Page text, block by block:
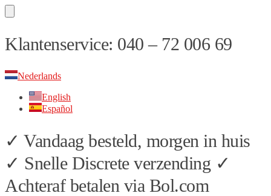
Skip
to
Skip
to
Klantenservice: 040 – 72 006 69
Nederlands
English
Español
✓ Vandaag besteld, morgen in huis
✓ Snelle Discrete verzending ✓
Achteraf betalen via Bol.com